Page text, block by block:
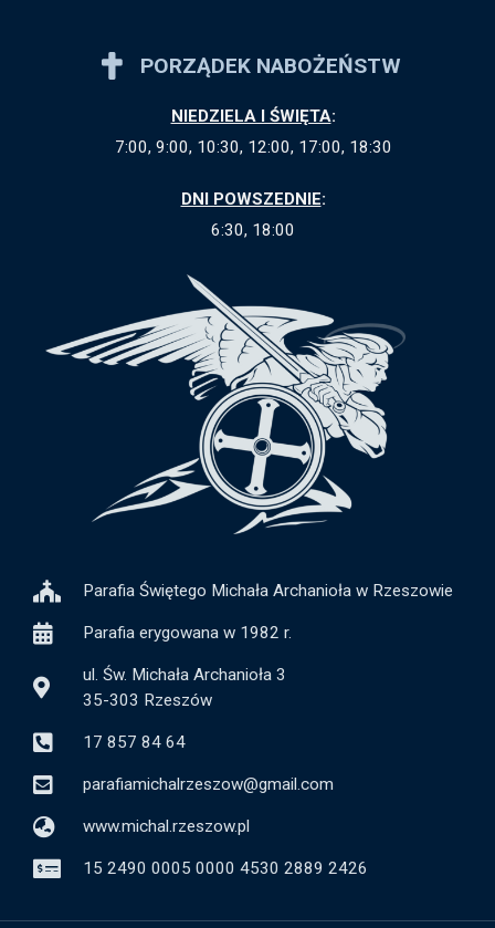
Parafia Świętego Michała Archanioła w Rzeszowie
Parafia erygowana w 1982 r.
ul. Św. Michała Archanioła 3
35-303 Rzeszów
17 857 84 64
parafiamichalrzeszow@gmail.com
www.michal.rzeszow.pl
15 2490 0005 0000 4530 2889 2426
PORZĄDEK NABOŻEŃSTW
NIEDZIELA I ŚWIĘTA:
7:00, 9:00, 10:30, 12:00, 17:00, 18:30
DNI POWSZEDNIE:
6:30, 18:00